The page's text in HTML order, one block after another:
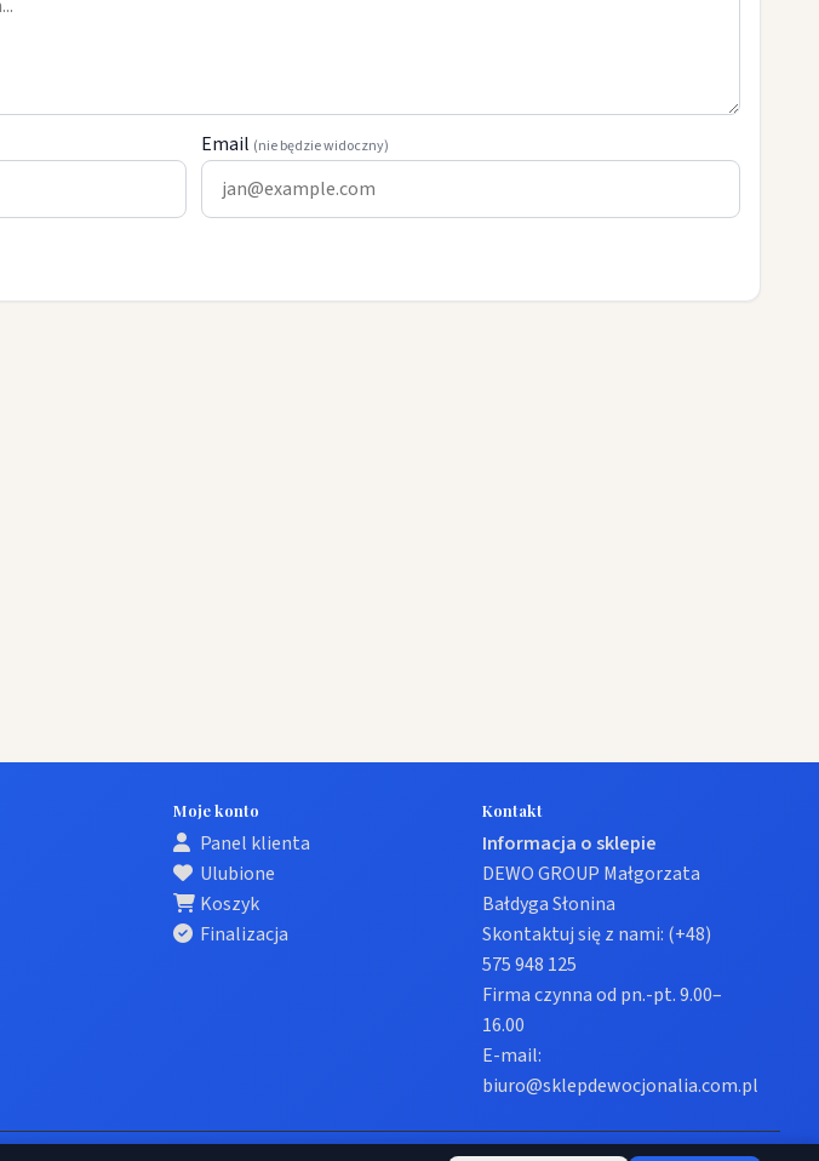
Email (nie będzie widoczny)
Moje konto
Panel klienta
Ulubione
Koszyk
Finalizacja
Kontakt
Informacja o sklepie
DEWO GROUP Małgorzata
Bałdyga Słonina
Skontaktuj się z nami: (+48)
575 948 125
Firma czynna od pn.-pt. 9.00–
16.00
E-mail:
biuro@sklepdewocjonalia.com.pl